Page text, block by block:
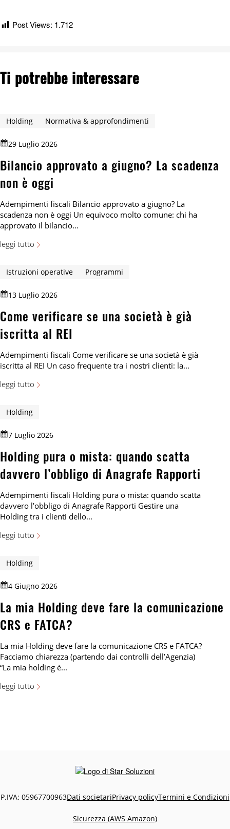
Post Views: 1.712
Ti potrebbe interessare
Holding Normativa & approfondimenti
29 Luglio 2026
Bilancio approvato a giugno? La scadenza
non è oggi
Adempimenti fiscali Bilancio approvato a giugno? La
scadenza non è oggi Un equivoco molto comune: chi ha
approvato il bilancio...
leggi tutto
Istruzioni operative Programmi
13 Luglio 2026
Come verificare se una società è già
iscritta al REI
Adempimenti fiscali Come verificare se una società è già
iscritta al REI Un caso frequente tra i nostri clienti: la...
leggi tutto
Holding
7 Luglio 2026
Holding pura o mista: quando scatta
davvero l’obbligo di Anagrafe Rapporti
Adempimenti fiscali Holding pura o mista: quando scatta
davvero l’obbligo di Anagrafe Rapporti Gestire una
Holding tra i clienti dello...
leggi tutto
Holding
4 Giugno 2026
La mia Holding deve fare la comunicazione
CRS e FATCA?
La mia Holding deve fare la comunicazione CRS e FATCA?
Facciamo chiarezza (partendo dai controlli dell’Agenzia)
“La mia holding è...
leggi tutto
P.IVA: 05967700963Dati societariPrivacy policyTermini e Condizioni
Sicurezza (AWS Amazon)